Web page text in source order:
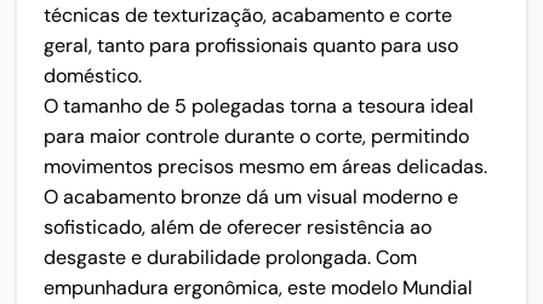
técnicas de texturização, acabamento e corte
geral, tanto para profissionais quanto para uso
doméstico.
O tamanho de 5 polegadas torna a tesoura ideal
para maior controle durante o corte, permitindo
movimentos precisos mesmo em áreas delicadas.
O acabamento bronze dá um visual moderno e
sofisticado, além de oferecer resistência ao
desgaste e durabilidade prolongada. Com
empunhadura ergonômica, este modelo Mundial